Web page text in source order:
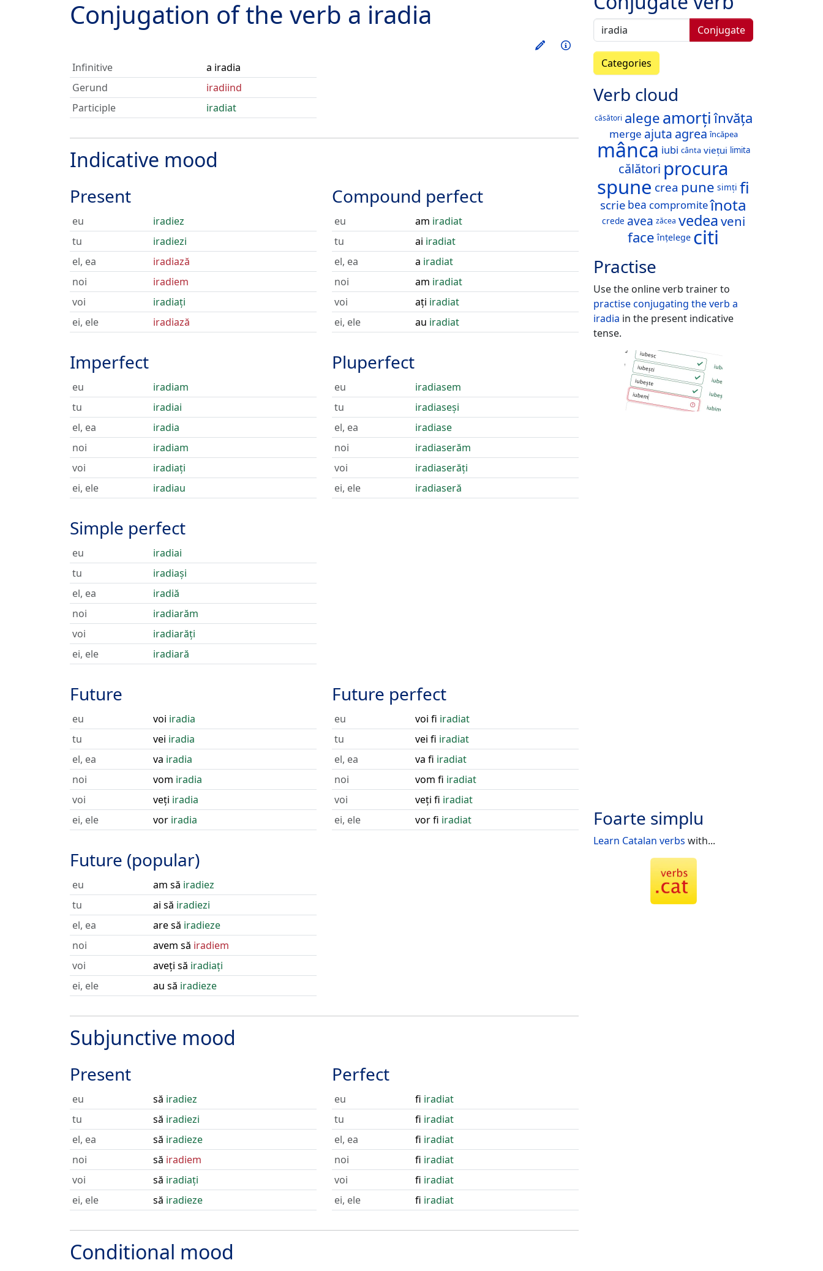
Conjugation of the verb a iradia
Train this verb
Info
Infinitive
a iradia
Gerund
iradiind
Participle
iradiat
Indicative mood
Present
eu
iradiez
tu
iradiezi
el, ea
iradiază
noi
iradiem
voi
iradiați
ei, ele
iradiază
Imperfect
eu
iradiam
tu
iradiai
el, ea
iradia
noi
iradiam
voi
iradiați
ei, ele
iradiau
Simple perfect
eu
iradiai
tu
iradiași
el, ea
iradiă
noi
iradiarăm
voi
iradiarăți
ei, ele
iradiară
Compound perfect
eu am iradiat
tu
ai iradiat
el, ea
a iradiat
noi
am iradiat
voi
ați iradiat
ei, ele
au iradiat
Pluperfect
eu
iradiasem
tu
iradiaseși
el, ea
iradiase
noi
iradiaserăm
voi
iradiaserăți
ei, ele
iradiaseră
Future
eu voi iradia
tu
vei iradia
el, ea
va iradia
noi
vom iradia
voi
veți iradia
ei, ele
vor iradia
Future (popular)
eu am să iradiez
tu
ai să iradiezi
el, ea
are să iradieze
noi
avem să iradiem
voi
aveți să iradiați
ei, ele
au să iradieze
Future perfect
eu voi fi iradiat
tu
vei fi iradiat
el, ea
va fi iradiat
noi
vom fi iradiat
voi
veți fi iradiat
ei, ele
vor fi iradiat
Subjunctive mood
Present
eu să iradiez
tu
să iradiezi
el, ea
să iradieze
noi
să iradiem
voi
să iradiați
ei, ele
să iradieze
Perfect
eu fi iradiat
tu
fi iradiat
el, ea
fi iradiat
noi
fi iradiat
voi
fi iradiat
ei, ele
fi iradiat
Conditional mood
Conjugate
Categories
Verb cloud
căsători alegeamorțiînvăța
merge ajuta agrea încăpea
mânca iubi cânta viețui limita
călători procura
spune crea pune simți fi
scrie bea compromiteînota
crede avea zăcea vedeaveni
face înțelege citi
Practise
Use the online verb trainer to
practise conjugating the verb a
iradia in the present indicative
tense.
Foarte simplu
Learn Catalan verbs with...